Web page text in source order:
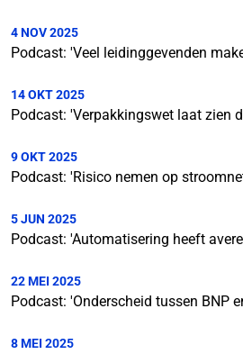
4 NOV 2025
Podcast: 'Veel leidinggevenden
14 OKT 2025
Podcast: 'Verpakkingswet laat zien
9 OKT 2025
Podcast: 'Risico nemen op
5 JUN 2025
Podcast: 'Automatisering heeft
22 MEI 2025
Podcast: 'Onderscheid tussen BNP
8 MEI 2025